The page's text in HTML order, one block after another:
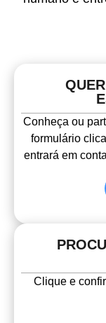
Conheça ou
formulário
entrará em
Clique e